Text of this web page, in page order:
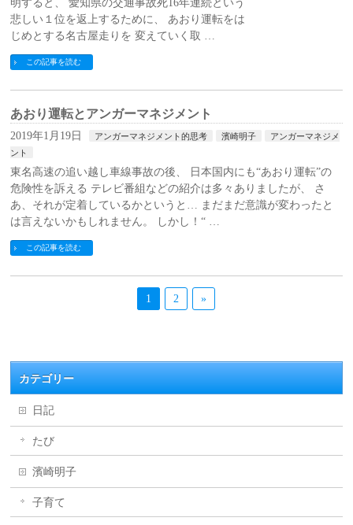
明すると、 愛知県の交通事故死16年連続という
悲しい１位を返上するために、 あおり運転をは
じめとする名古屋走りを 変えていく取 …
この記事を読む
あおり運転とアンガーマネジメント
2019年1月19日 アンガーマネジメント的思考 濱崎明子
アンガーマネジメ
ント
東名高速の追い越し車線事故の後、 日本国内にも“あおり運転”の
危険性を訴える テレビ番組などの紹介は多々ありましたが、 さ
あ、それが定着しているかというと… まだまだ意識が変わったと
は言えないかもしれません。 しかし！“ …
この記事を読む
1 2 »
カテゴリー
日記
たび
濱崎明子
子育て